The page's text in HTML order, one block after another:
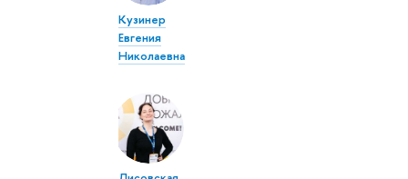
Кузинер
Евгения
Николаевна